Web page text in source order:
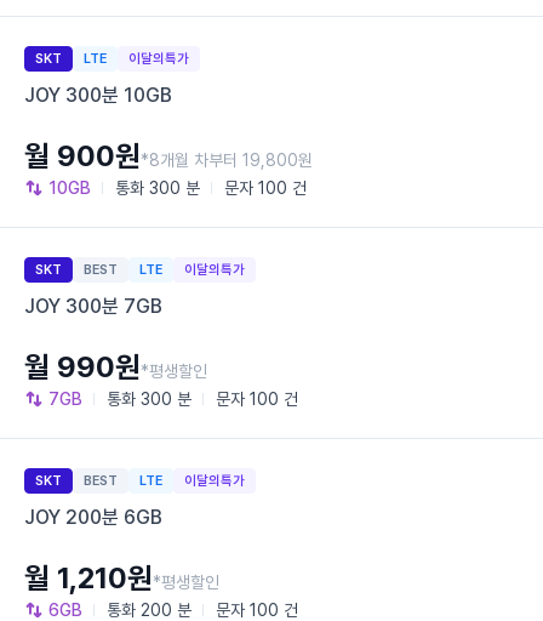
SKT LTE 이달의특가
JOY 300분 10GB
10GB 통화 300 분 문자 100 건
월 900원*8개월 차부터 19,800원
SKT BEST LTE 이달의특가
JOY 300분 7GB
7GB 통화 300 분 문자 100 건
월 990원*평생할인
SKT BEST LTE 이달의특가
JOY 200분 6GB
6GB 통화 200 분 문자 100 건
월 1,210원*평생할인